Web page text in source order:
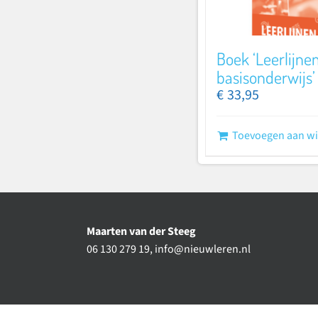
Boek
€33,95
Toevoegen aan
Maarten van der Steeg
06 130 279 19,info@nieuwleren.nl